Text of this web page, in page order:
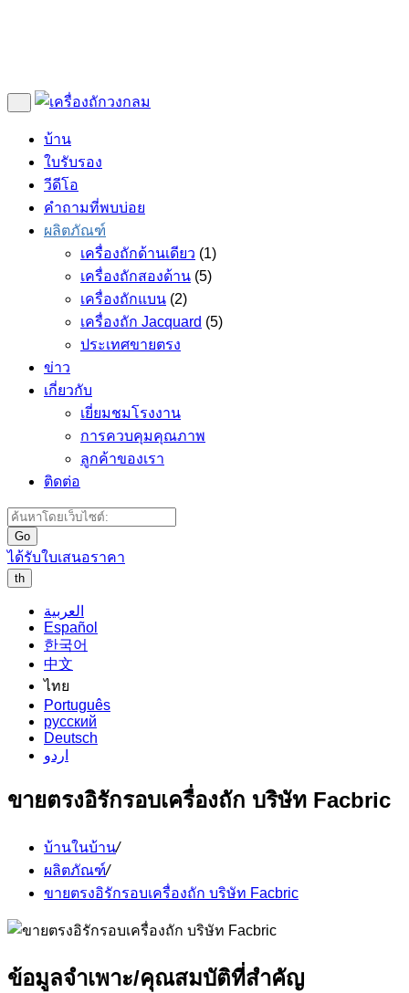
บ้าน
ใบรับรอง
วีดีโอ
คำถามที่พบบ่อย
ผลิตภัณฑ์
เครื่องถักด้านเดียว (1)
เครื่องถักสองด้าน (5)
เครื่องถักแบน (2)
เครื่องถัก Jacquard (5)
ประเทศขายตรง
ข่าว
เกี่ยวกับ
เยี่ยมชมโรงงาน
การควบคุมคุณภาพ
ลูกค้าของเรา
ติดต่อ
Go
ได้รับใบเสนอราคา
th
العربية
Español
한국어
中文
ไทย
Português
русский
Deutsch
اردو
ขายตรงอิรักรอบเครื่องถัก บริษัท Facbric
บ้านในบ้าน/
ผลิตภัณฑ์/
ขายตรงอิรักรอบเครื่องถัก บริษัท Facbric
ข้อมูลจำเพาะ/คุณสมบัติที่สำคัญ